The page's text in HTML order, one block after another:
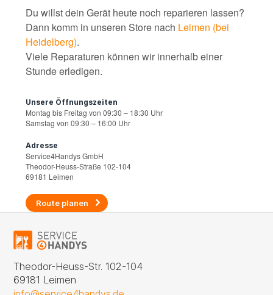
Du willst dein Gerät heute noch reparieren lassen?
Dann komm in unseren Store nach Leimen (bei
Heidelberg).
Viele Reparaturen können wir innerhalb einer
Stunde erledigen.
Unsere Öffnungszeiten
Montag bis Freitag von 09:30 – 18:30 Uhr
Samstag von 09:30 – 16:00 Uhr
Adresse
Service4Handys GmbH
Theodor-Heuss-Straße 102-104
69181 Leimen
Route planen
Theodor-Heuss-Str. 102-104
69181 Leimen